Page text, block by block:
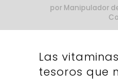
por Manipulador
Las
tesoros que